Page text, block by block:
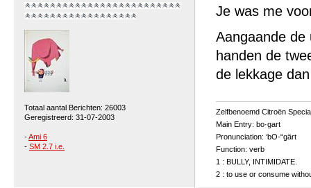
Totaal aantal Berichten: 26003
Geregistreerd: 31-07-2003
-Ami 6
- SM 2.7 i.e.
Je was me
Aangaande de
handen de
de lekkage
Zelfbenoemd Citroën
Main Entry: bo·gart
Pronunciation: ‘bO-“gärt
Function: verb
1 : BULLY, INTIMIDATE.
2 : to use or consume